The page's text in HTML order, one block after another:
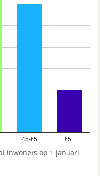
45-65 65+
inwoners op 1 januari